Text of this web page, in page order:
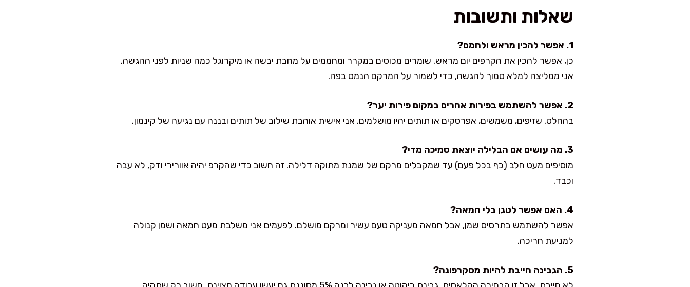
שאלות ותשובות
1. אפשר להכין מראש ולחמם?
כן, אפשר להכין את הקרפים יום מראש. שומרים מכוסים במקרר ומחממים על מחבת יבשה או מיקרוגל כמה שניות לפני ההגשה.
אני ממליצה למלא סמוך להגשה, כדי לשמור על המרקם הנמס בפה.
2. אפשר להשתמש בפירות אחרים במקום פירות יער?
בהחלט. שזיפים, משמשים, אפרסקים או תותים יהיו מושלמים. אני אישית אוהבת שילוב של תותים ובננה עם נגיעה של קינמון.
3. מה עושים אם הבלילה יוצאת סמיכה מדי?
מוסיפים מעט חלב (כף בכל פעם) עד שמקבלים מרקם של שמנת מתוקה דלילה. זה חשוב כדי שהקרפ יהיה אוורירי ודק, לא עבה
וכבד.
4. האם אפשר לטגן בלי חמאה?
אפשר להשתמש בתרסיס שמן, אבל חמאה מעניקה טעם עשיר ומרקם מושלם. לפעמים אני משלבת מעט חמאה ושמן קנולה
למניעת חריכה.
5. הגבינה חייבת להיות מסקרפונה?